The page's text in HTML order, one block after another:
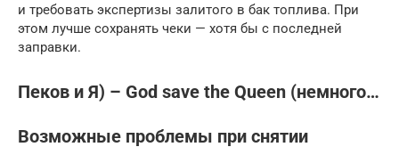
и требовать экспертизы залитого в бак топлива. При
этом лучше сохранять чеки — хотя бы с последней
заправки.
Пеков и Я) – God save the Queen (немного…
Возможные проблемы при снятии